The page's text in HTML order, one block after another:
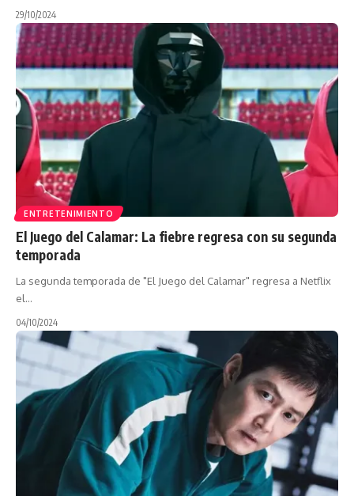
29/10/2024
ENTRETENIMIENTO
El Juego del Calamar: La fiebre regresa con su segunda
temporada
La segunda temporada de "El Juego del Calamar" regresa a Netflix
el…
04/10/2024